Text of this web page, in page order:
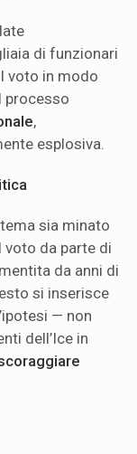
di funzionari
voto in modo
processo
,
esplosiva.
sia minato
voto da parte di
da anni di
si inserisce
— non
dell’Ice in